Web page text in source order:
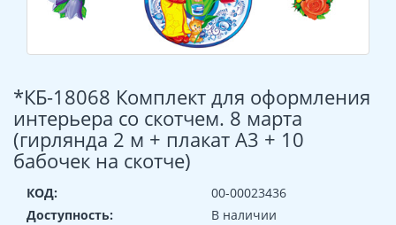
*КБ-18068 Комплект для оформления
интерьера со скотчем. 8 марта
(гирлянда 2 м + плакат А3 + 10
бабочек на скотче)
КОД:
00-00023436
Доступность:
В наличии